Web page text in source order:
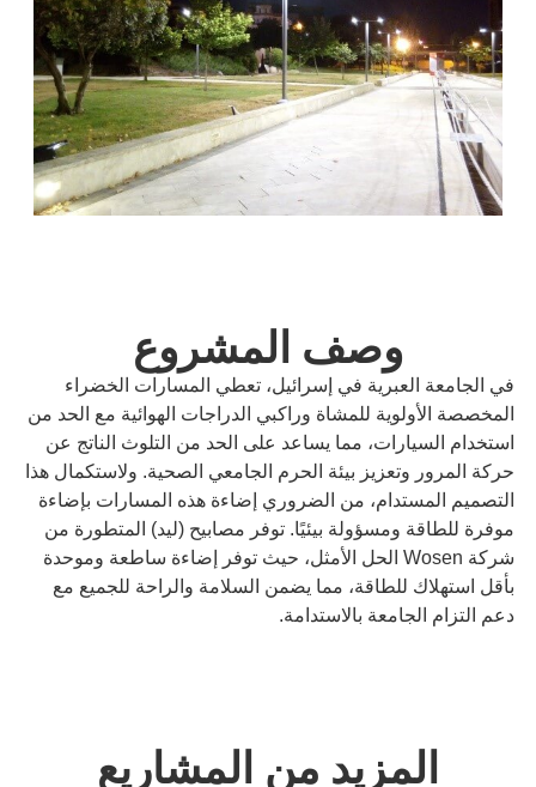
وصف المشروع
في الجامعة العبرية في إسرائيل، تعطي المسارات الخضراء
المخصصة الأولوية للمشاة وراكبي الدراجات الهوائية مع الحد من
استخدام السيارات، مما يساعد على الحد من التلوث الناتج عن
حركة المرور وتعزيز بيئة الحرم الجامعي الصحية. ولاستكمال هذا
التصميم المستدام، من الضروري إضاءة هذه المسارات بإضاءة
موفرة للطاقة ومسؤولة بيئيًا. توفر مصابيح (ليد) المتطورة من
شركة Wosen الحل الأمثل، حيث توفر إضاءة ساطعة وموحدة
بأقل استهلاك للطاقة، مما يضمن السلامة والراحة للجميع مع
دعم التزام الجامعة بالاستدامة.
المزيد من المشاريع